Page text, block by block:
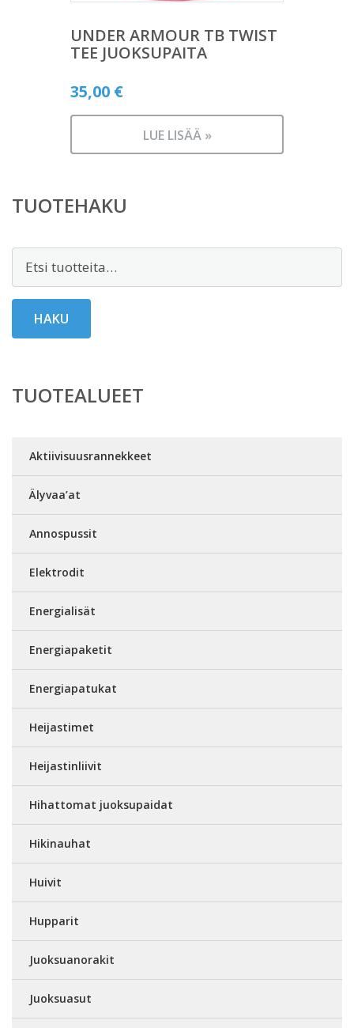
UNDER ARMOUR TB TWIST
TEE JUOKSUPAITA
35,00 €
LUE LISÄÄ »
TUOTEHAKU
Etsi:
HAKU
TUOTEALUEET
Aktiivisuusrannekkeet
Älyvaa’at
Annospussit
Elektrodit
Energialisät
Energiapaketit
Energiapatukat
Heijastimet
Heijastinliivit
Hihattomat juoksupaidat
Hikinauhat
Huivit
Hupparit
Juoksuanorakit
Juoksuasut